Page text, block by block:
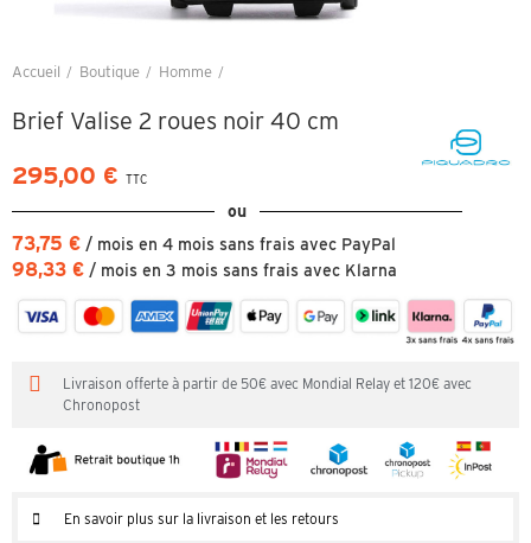
Accueil Boutique Homme
Brief Valise 2 roues noir 40 cm
295,00 € TTC
ou
73,75 € / mois en 4 mois sans frais avec PayPal
98,33 € / mois en 3 mois sans frais avec Klarna
Livraison offerte à partir de 50€ avec Mondial Relay et 120€ avec
Chronopost
En savoir plus sur la livraison et les retours